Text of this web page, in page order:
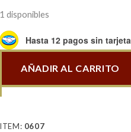
1 disponibles
Hasta 12 pagos sin tarjeta
siege
Sevastopol
AÑADIR AL CARRITO
ITEM: 0607